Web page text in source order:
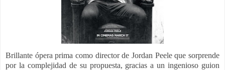
Brillante ópera prima como director de Jordan Peele que sorprende
por la complejidad de su propuesta, gracias a un ingenioso guion